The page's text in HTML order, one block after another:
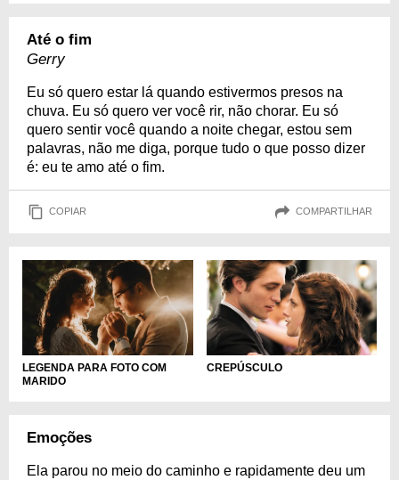
Até o fim
Gerry
Eu só quero estar lá quando estivermos presos na
chuva. Eu só quero ver você rir, não chorar. Eu só
quero sentir você quando a noite chegar, estou sem
palavras, não me diga, porque tudo o que posso dizer
é: eu te amo até o fim.
COPIAR COMPARTILHAR
LEGENDA PARA FOTO COM
MARIDO
CREPÚSCULO
Emoções
Ela parou no meio do caminho e rapidamente deu um